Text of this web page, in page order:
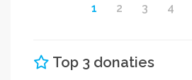
1 2 3 4
Top 3 donaties